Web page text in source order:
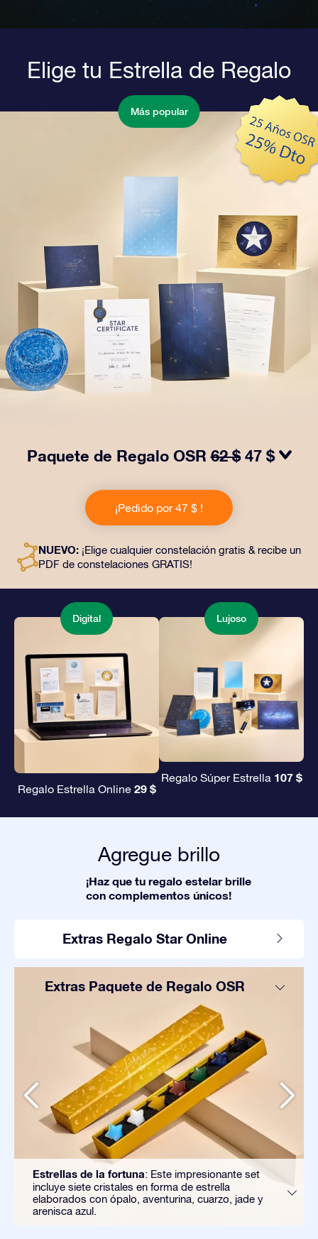
Elige tu Estrella de Regalo
Más popular
Paquete de Regalo OSR62 $ 47 $
OSR! Este regalo incluye un bonito sobre y documentos
personalizados enviados a la dirección que elijas,
además de documentos digitales y el uso gratuito de
obsequiar un regalo eterno a amigos y seres queridos.
¡Pedido por 47 $ !
NUEVO: ¡Elige cualquier constelación gratis & recibe un
PDF de constelaciones GRATIS!
Digital
Regalo Estrella Online 29 $
Lujoso
Regalo Súper Estrella 107 $
Agregue brillo
¡Haz que tu regalo estelar brille
con complementos únicos!
Extras Regalo Star Online
Extras Paquete de Regalo OSR
Estrellas de la fortuna: Este impresionante set
incluye siete cristales en forma de estrella
elaborados con ópalo, aventurina, cuarzo, jade y
arenisca azul.